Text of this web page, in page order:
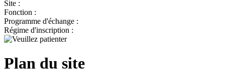
Site :
Fonction :
Programme d'échange :
Régime d'inscription :
Plan du site